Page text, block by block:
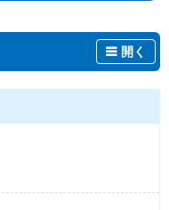
開く